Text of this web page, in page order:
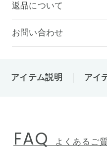
返品について
お問い合わせ
アイテム説明 アイ
FAQ よくあるご